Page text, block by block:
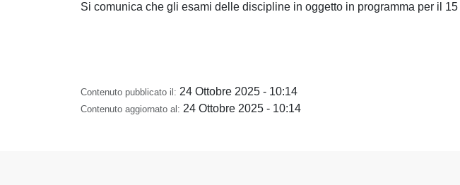
Si comunica che gli esami delle discipline in oggetto in programma per il
Contenuto pubblicato il: 24 Ottobre 2025 - 10:14
Contenuto aggiornato al: 24 Ottobre 2025 - 10:14